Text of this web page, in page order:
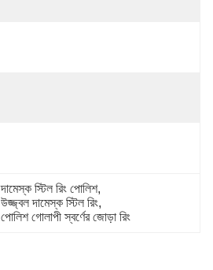
দামেস্ক স্টিল রিং পোলিশ,
উজ্জ্বল দামেস্ক স্টিল রিং,
পোলিশ গোলাপী স্বর্ণের জোড়া রিং